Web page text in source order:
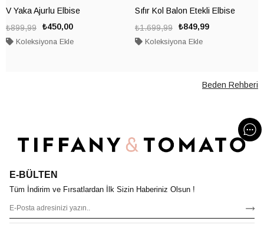
V Yaka Ajurlu Elbise
₺450,00
₺899,99
Koleksiyona Ekle
Sıfır Kol Balon Etekli Elbise
₺849,99
₺1.699,99
Koleksiyona Ekle
Beden Rehberi
E-BÜLTEN
Tüm İndirim ve Fırsatlardan İlk Sizin Haberiniz Olsun !